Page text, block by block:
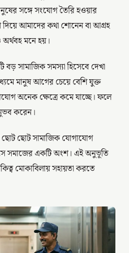
সঙ্গে সংযোগ তৈরি হওয়ার
আমাদের কথা শোনেন বা আগ্রহ
মনে হয়।
সামাজিক সমস্যা হিসেবে দেখা
মানুষ আগের চেয়ে বেশি যুক্ত
অনেক ক্ষেত্রে কমে যাচ্ছে। ফলে
করেন।
ছোট ছোট সামাজিক যোগাযোগ
সমাজের একটি অংশ। এই অনুভূতি
মোকাবিলায় সহায়তা করতে